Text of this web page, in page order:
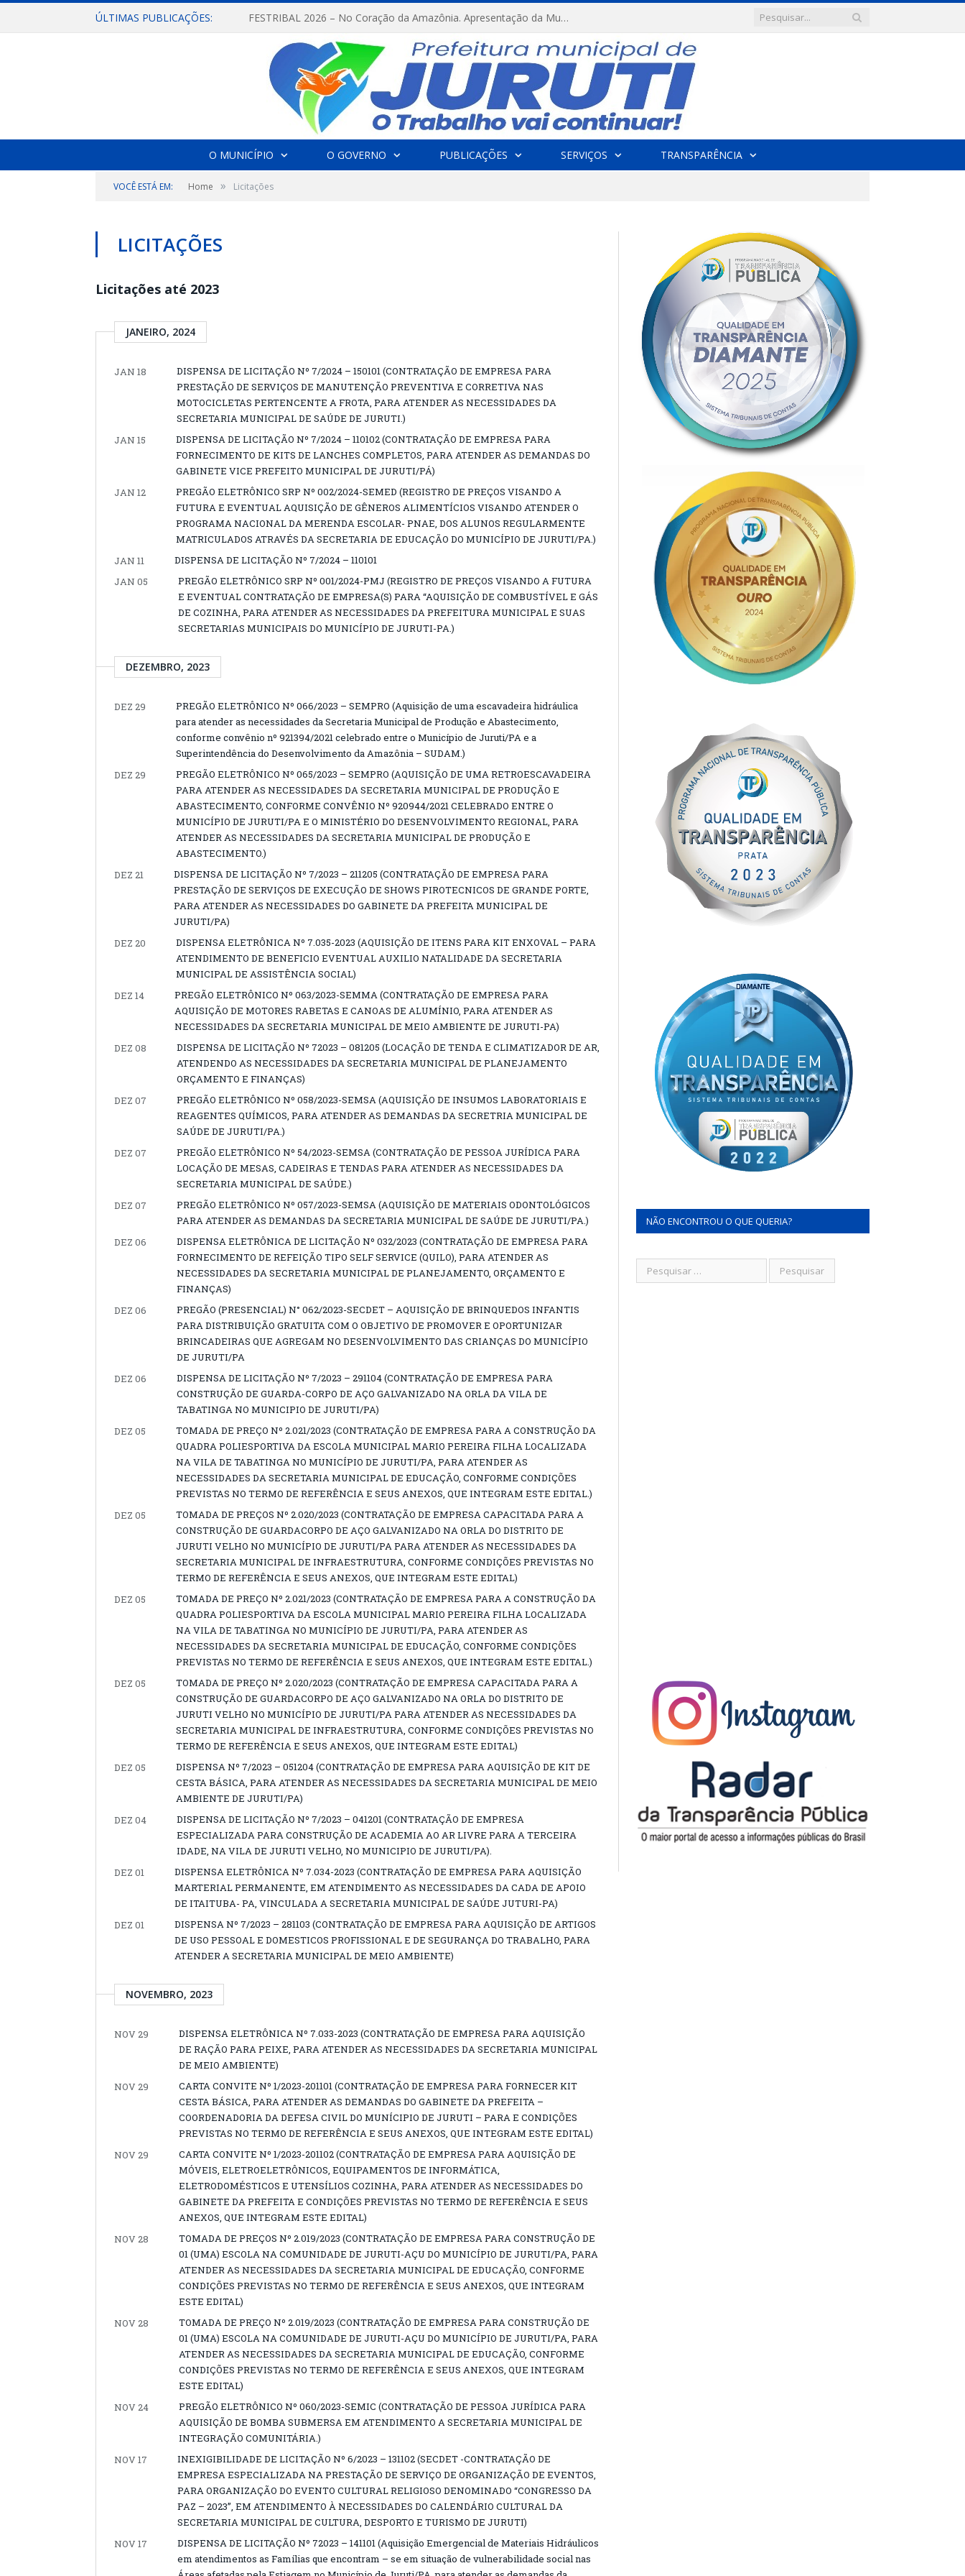
ÚLTIMAS PUBLICAÇÕES: FESTRIBAL 2026 – No Coração da Amazônia. Apresentação da Munduruku.
O MUNICÍPIO O GOVERNO PUBLICAÇÕES SERVIÇOS TRANSPARÊNCIA
VOCÊ ESTÁ EM: Home » Licitações
LICITAÇÕES
Licitações até 2023
JANEIRO, 2024
JAN 18
DISPENSA DE LICITAÇÃO Nº 7/2024 – 150101 (CONTRATAÇÃO DE EMPRESA PARA
PRESTAÇÃO DE SERVIÇOS DE MANUTENÇÃO PREVENTIVA E CORRETIVA NAS
MOTOCICLETAS PERTENCENTE A FROTA, PARA ATENDER AS NECESSIDADES DA
SECRETARIA MUNICIPAL DE SAÚDE DE JURUTI.)
JAN 15
DISPENSA DE LICITAÇÃO Nº 7/2024 – 110102 (CONTRATAÇÃO DE EMPRESA PARA
FORNECIMENTO DE KITS DE LANCHES COMPLETOS, PARA ATENDER AS DEMANDAS DO
GABINETE VICE PREFEITO MUNICIPAL DE JURUTI/PÁ)
JAN 12
PREGÃO ELETRÔNICO SRP Nº 002/2024-SEMED (REGISTRO DE PREÇOS VISANDO A
FUTURA E EVENTUAL AQUISIÇÃO DE GÊNEROS ALIMENTÍCIOS VISANDO ATENDER O
PROGRAMA NACIONAL DA MERENDA ESCOLAR- PNAE, DOS ALUNOS REGULARMENTE
MATRICULADOS ATRAVÉS DA SECRETARIA DE EDUCAÇÃO DO MUNICÍPIO DE JURUTI/PA.)
JAN 11
DISPENSA DE LICITAÇÃO Nº 7/2024 – 110101
JAN 05
PREGÃO ELETRÔNICO SRP Nº 001/2024-PMJ (REGISTRO DE PREÇOS VISANDO A FUTURA
E EVENTUAL CONTRATAÇÃO DE EMPRESA(S) PARA “AQUISIÇÃO DE COMBUSTÍVEL E GÁS
DE COZINHA, PARA ATENDER AS NECESSIDADES DA PREFEITURA MUNICIPAL E SUAS
SECRETARIAS MUNICIPAIS DO MUNICÍPIO DE JURUTI-PA.)
DEZEMBRO, 2023
DEZ 29
PREGÃO ELETRÔNICO Nº 066/2023 – SEMPRO (Aquisição de uma escavadeira hidráulica
para atender as necessidades da Secretaria Municipal de Produção e Abastecimento,
conforme convênio nº 921394/2021 celebrado entre o Município de Juruti/PA e a
Superintendência do Desenvolvimento da Amazônia – SUDAM.)
DEZ 29
PREGÃO ELETRÔNICO Nº 065/2023 – SEMPRO (AQUISIÇÃO DE UMA RETROESCAVADEIRA
PARA ATENDER AS NECESSIDADES DA SECRETARIA MUNICIPAL DE PRODUÇÃO E
ABASTECIMENTO, CONFORME CONVÊNIO Nº 920944/2021 CELEBRADO ENTRE O
MUNICÍPIO DE JURUTI/PA E O MINISTÉRIO DO DESENVOLVIMENTO REGIONAL, PARA
ATENDER AS NECESSIDADES DA SECRETARIA MUNICIPAL DE PRODUÇÃO E
ABASTECIMENTO.)
DEZ 21
DISPENSA DE LICITAÇÃO Nº 7/2023 – 211205 (CONTRATAÇÃO DE EMPRESA PARA
PRESTAÇÃO DE SERVIÇOS DE EXECUÇÃO DE SHOWS PIROTECNICOS DE GRANDE PORTE,
PARA ATENDER AS NECESSIDADES DO GABINETE DA PREFEITA MUNICIPAL DE
JURUTI/PA)
DEZ 20
DISPENSA ELETRÔNICA Nº 7.035-2023 (AQUISIÇÃO DE ITENS PARA KIT ENXOVAL – PARA
ATENDIMENTO DE BENEFICIO EVENTUAL AUXILIO NATALIDADE DA SECRETARIA
MUNICIPAL DE ASSISTÊNCIA SOCIAL)
DEZ 14
PREGÃO ELETRÔNICO Nº 063/2023-SEMMA (CONTRATAÇÃO DE EMPRESA PARA
AQUISIÇÃO DE MOTORES RABETAS E CANOAS DE ALUMÍNIO, PARA ATENDER AS
NECESSIDADES DA SECRETARIA MUNICIPAL DE MEIO AMBIENTE DE JURUTI-PA)
DEZ 08
DISPENSA DE LICITAÇÃO Nº 72023 – 081205 (LOCAÇÃO DE TENDA E CLIMATIZADOR DE AR,
ATENDENDO AS NECESSIDADES DA SECRETARIA MUNICIPAL DE PLANEJAMENTO
ORÇAMENTO E FINANÇAS)
DEZ 07
PREGÃO ELETRÔNICO Nº 058/2023-SEMSA (AQUISIÇÃO DE INSUMOS LABORATORIAIS E
REAGENTES QUÍMICOS, PARA ATENDER AS DEMANDAS DA SECRETRIA MUNICIPAL DE
SAÚDE DE JURUTI/PA.)
DEZ 07
PREGÃO ELETRÔNICO Nº 54/2023-SEMSA (CONTRATAÇÃO DE PESSOA JURÍDICA PARA
LOCAÇÃO DE MESAS, CADEIRAS E TENDAS PARA ATENDER AS NECESSIDADES DA
SECRETARIA MUNICIPAL DE SAÚDE.)
DEZ 07
PREGÃO ELETRÔNICO Nº 057/2023-SEMSA (AQUISIÇÃO DE MATERIAIS ODONTOLÓGICOS
PARA ATENDER AS DEMANDAS DA SECRETARIA MUNICIPAL DE SAÚDE DE JURUTI/PA.)
DEZ 06
DISPENSA ELETRÔNICA DE LICITAÇÃO Nº 032/2023 (CONTRATAÇÃO DE EMPRESA PARA
FORNECIMENTO DE REFEIÇÃO TIPO SELF SERVICE (QUILO), PARA ATENDER AS
NECESSIDADES DA SECRETARIA MUNICIPAL DE PLANEJAMENTO, ORÇAMENTO E
FINANÇAS)
DEZ 06
PREGÃO (PRESENCIAL) N° 062/2023-SECDET – AQUISIÇÃO DE BRINQUEDOS INFANTIS
PARA DISTRIBUIÇÃO GRATUITA COM O OBJETIVO DE PROMOVER E OPORTUNIZAR
BRINCADEIRAS QUE AGREGAM NO DESENVOLVIMENTO DAS CRIANÇAS DO MUNICÍPIO
DE JURUTI/PA
DEZ 06
DISPENSA DE LICITAÇÃO Nº 7/2023 – 291104 (CONTRATAÇÃO DE EMPRESA PARA
CONSTRUÇÃO DE GUARDA-CORPO DE AÇO GALVANIZADO NA ORLA DA VILA DE
TABATINGA NO MUNICIPIO DE JURUTI/PA)
DEZ 05
TOMADA DE PREÇO Nº 2.021/2023 (CONTRATAÇÃO DE EMPRESA PARA A CONSTRUÇÃO DA
QUADRA POLIESPORTIVA DA ESCOLA MUNICIPAL MARIO PEREIRA FILHA LOCALIZADA
NA VILA DE TABATINGA NO MUNICÍPIO DE JURUTI/PA, PARA ATENDER AS
NECESSIDADES DA SECRETARIA MUNICIPAL DE EDUCAÇÃO, CONFORME CONDIÇÕES
PREVISTAS NO TERMO DE REFERÊNCIA E SEUS ANEXOS, QUE INTEGRAM ESTE EDITAL.)
DEZ 05
TOMADA DE PREÇOS Nº 2.020/2023 (CONTRATAÇÃO DE EMPRESA CAPACITADA PARA A
CONSTRUÇÃO DE GUARDACORPO DE AÇO GALVANIZADO NA ORLA DO DISTRITO DE
JURUTI VELHO NO MUNICÍPIO DE JURUTI/PA PARA ATENDER AS NECESSIDADES DA
SECRETARIA MUNICIPAL DE INFRAESTRUTURA, CONFORME CONDIÇÕES PREVISTAS NO
TERMO DE REFERÊNCIA E SEUS ANEXOS, QUE INTEGRAM ESTE EDITAL)
DEZ 05
TOMADA DE PREÇO Nº 2.021/2023 (CONTRATAÇÃO DE EMPRESA PARA A CONSTRUÇÃO DA
QUADRA POLIESPORTIVA DA ESCOLA MUNICIPAL MARIO PEREIRA FILHA LOCALIZADA
NA VILA DE TABATINGA NO MUNICÍPIO DE JURUTI/PA, PARA ATENDER AS
NECESSIDADES DA SECRETARIA MUNICIPAL DE EDUCAÇÃO, CONFORME CONDIÇÕES
PREVISTAS NO TERMO DE REFERÊNCIA E SEUS ANEXOS, QUE INTEGRAM ESTE EDITAL.)
DEZ 05
TOMADA DE PREÇO Nº 2.020/2023 (CONTRATAÇÃO DE EMPRESA CAPACITADA PARA A
CONSTRUÇÃO DE GUARDACORPO DE AÇO GALVANIZADO NA ORLA DO DISTRITO DE
JURUTI VELHO NO MUNICÍPIO DE JURUTI/PA PARA ATENDER AS NECESSIDADES DA
SECRETARIA MUNICIPAL DE INFRAESTRUTURA, CONFORME CONDIÇÕES PREVISTAS NO
TERMO DE REFERÊNCIA E SEUS ANEXOS, QUE INTEGRAM ESTE EDITAL)
DEZ 05
DISPENSA Nº 7/2023 – 051204 (CONTRATAÇÃO DE EMPRESA PARA AQUISIÇÃO DE KIT DE
CESTA BÁSICA, PARA ATENDER AS NECESSIDADES DA SECRETARIA MUNICIPAL DE MEIO
AMBIENTE DE JURUTI/PA)
DEZ 04
DISPENSA DE LICITAÇÃO Nº 7/2023 – 041201 (CONTRATAÇÃO DE EMPRESA
ESPECIALIZADA PARA CONSTRUÇÃO DE ACADEMIA AO AR LIVRE PARA A TERCEIRA
IDADE, NA VILA DE JURUTI VELHO, NO MUNICIPIO DE JURUTI/PA).
DEZ 01
DISPENSA ELETRÔNICA Nº 7.034-2023 (CONTRATAÇÃO DE EMPRESA PARA AQUISIÇÃO
MARTERIAL PERMANENTE, EM ATENDIMENTO AS NECESSIDADES DA CADA DE APOIO
DE ITAITUBA- PA, VINCULADA A SECRETARIA MUNICIPAL DE SAÚDE JUTURI-PA)
DEZ 01
DISPENSA Nº 7/2023 – 281103 (CONTRATAÇÃO DE EMPRESA PARA AQUISIÇÃO DE ARTIGOS
DE USO PESSOAL E DOMESTICOS PROFISSIONAL E DE SEGURANÇA DO TRABALHO, PARA
ATENDER A SECRETARIA MUNICIPAL DE MEIO AMBIENTE)
NOVEMBRO, 2023
NOV 29
DISPENSA ELETRÔNICA Nº 7.033-2023 (CONTRATAÇÃO DE EMPRESA PARA AQUISIÇÃO
DE RAÇÃO PARA PEIXE, PARA ATENDER AS NECESSIDADES DA SECRETARIA MUNICIPAL
DE MEIO AMBIENTE)
NOV 29
CARTA CONVITE Nº 1/2023-201101 (CONTRATAÇÃO DE EMPRESA PARA FORNECER KIT
CESTA BÁSICA, PARA ATENDER AS DEMANDAS DO GABINETE DA PREFEITA –
COORDENADORIA DA DEFESA CIVIL DO MUNÍCIPIO DE JURUTI – PARA E CONDIÇÕES
PREVISTAS NO TERMO DE REFERÊNCIA E SEUS ANEXOS, QUE INTEGRAM ESTE EDITAL)
NOV 29
CARTA CONVITE Nº 1/2023-201102 (CONTRATAÇÃO DE EMPRESA PARA AQUISIÇÃO DE
MÓVEIS, ELETROELETRÔNICOS, EQUIPAMENTOS DE INFORMÁTICA,
ELETRODOMÉSTICOS E UTENSÍLIOS COZINHA, PARA ATENDER AS NECESSIDADES DO
GABINETE DA PREFEITA E CONDIÇÕES PREVISTAS NO TERMO DE REFERÊNCIA E SEUS
ANEXOS, QUE INTEGRAM ESTE EDITAL)
NOV 28
TOMADA DE PREÇOS Nº 2.019/2023 (CONTRATAÇÃO DE EMPRESA PARA CONSTRUÇÃO DE
01 (UMA) ESCOLA NA COMUNIDADE DE JURUTI-AÇU DO MUNICÍPIO DE JURUTI/PA, PARA
ATENDER AS NECESSIDADES DA SECRETARIA MUNICIPAL DE EDUCAÇÃO, CONFORME
CONDIÇÕES PREVISTAS NO TERMO DE REFERÊNCIA E SEUS ANEXOS, QUE INTEGRAM
ESTE EDITAL)
NOV 28
TOMADA DE PREÇO Nº 2.019/2023 (CONTRATAÇÃO DE EMPRESA PARA CONSTRUÇÃO DE
01 (UMA) ESCOLA NA COMUNIDADE DE JURUTI-AÇU DO MUNICÍPIO DE JURUTI/PA, PARA
ATENDER AS NECESSIDADES DA SECRETARIA MUNICIPAL DE EDUCAÇÃO, CONFORME
CONDIÇÕES PREVISTAS NO TERMO DE REFERÊNCIA E SEUS ANEXOS, QUE INTEGRAM
ESTE EDITAL)
NOV 24
PREGÃO ELETRÔNICO Nº 060/2023-SEMIC (CONTRATAÇÃO DE PESSOA JURÍDICA PARA
AQUISIÇÃO DE BOMBA SUBMERSA EM ATENDIMENTO A SECRETARIA MUNICIPAL DE
INTEGRAÇÃO COMUNITÁRIA.)
NOV 17
INEXIGIBILIDADE DE LICITAÇÃO Nº 6/2023 – 131102 (SECDET -CONTRATAÇÃO DE
EMPRESA ESPECIALIZADA NA PRESTAÇÃO DE SERVIÇO DE ORGANIZAÇÃO DE EVENTOS,
PARA ORGANIZAÇÃO DO EVENTO CULTURAL RELIGIOSO DENOMINADO “CONGRESSO DA
PAZ – 2023”, EM ATENDIMENTO À NECESSIDADES DO CALENDÁRIO CULTURAL DA
SECRETARIA MUNICIPAL DE CULTURA, DESPORTO E TURISMO DE JURUTI)
NOV 17
DISPENSA DE LICITAÇÃO Nº 72023 – 141101 (Aquisição Emergencial de Materiais Hidráulicos
em atendimentos as Famílias que encontram – se em situação de vulnerabilidade social nas
NÃO ENCONTROU O QUE QUERIA?